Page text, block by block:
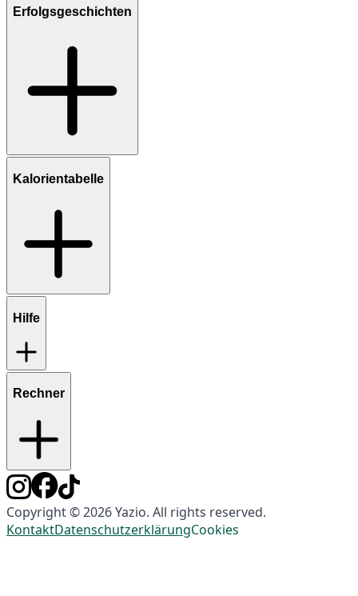
Erfolgsgeschichten
Kalorientabelle
Hilfe
Rechner
Copyright © 2026 Yazio. All rights reserved.
KontaktDatenschutzerklärungCookies